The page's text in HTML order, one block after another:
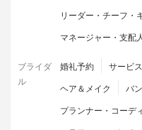
リーダー・チーフ・
マネージャー・支配
ブライダ
ル
婚礼予約 サービ
ヘア＆メイク
バ
プランナー・コーデ